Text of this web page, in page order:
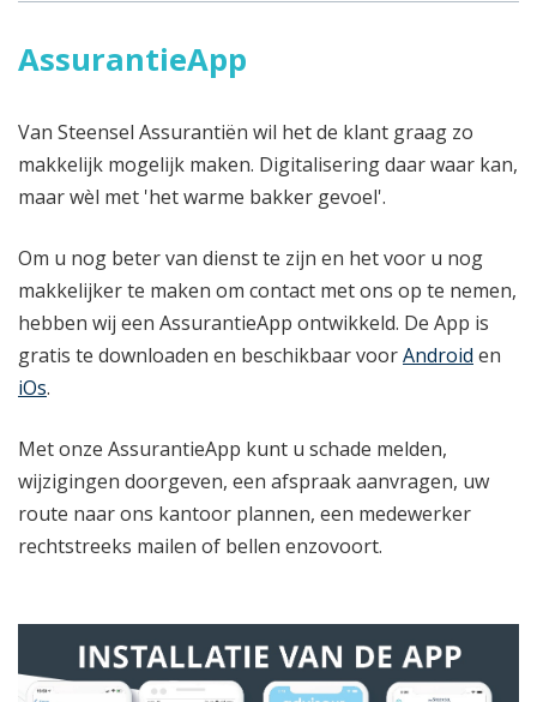
AssurantieApp
Van Steensel Assurantiën wil het de klant graag zo
makkelijk mogelijk maken. Digitalisering daar waar kan,
maar wèl met 'het warme bakker gevoel'.
Om u nog beter van dienst te zijn en het voor u nog
makkelijker te maken om contact met ons op te nemen,
hebben wij een AssurantieApp ontwikkeld. De App is
gratis te downloaden en beschikbaar voorAndroid en
iOs.
Met onze AssurantieApp kunt u schade melden,
wijzigingen doorgeven, een afspraak aanvragen, uw
route naar ons kantoor plannen, een medewerker
rechtstreeks mailen of bellen enzovoort.